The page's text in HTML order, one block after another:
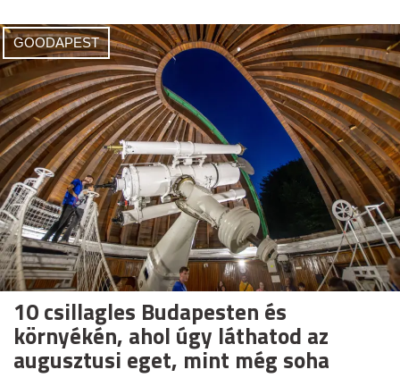
GOODAPEST
10 csillagles Budapesten és
környékén, ahol úgy láthatod az
augusztusi eget, mint még soha